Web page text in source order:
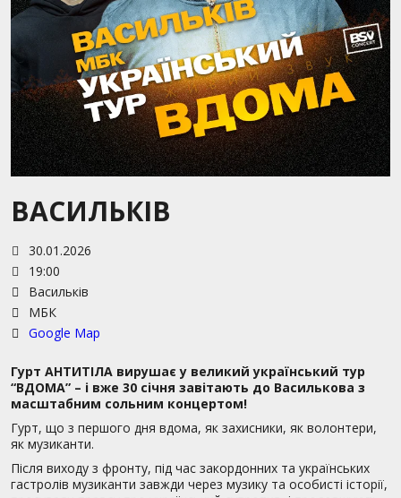
ВАСИЛЬКІВ
30.01.2026
19:00
Васильків
МБК
Google Map
Гурт АНТИТІЛА вирушає у великий український тур
“ВДОМА” – і вже 30 січня завітають до Василькова з
масштабним сольним концертом!
Гурт, що з першого дня вдома, як захисники, як волонтери,
як музиканти.
Після виходу з фронту, під час закордонних та українських
гастролів музиканти завжди через музику та особисті історії,